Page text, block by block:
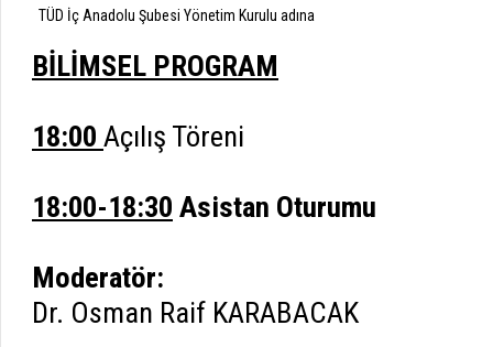
TÜD İç Anadolu Şubesi Yönetim Kurulu adına
BİLİMSEL PROGRAM
18:00 Açılış Töreni
18:00-18:30 Asistan Oturumu
Moderatör:
Dr. Osman Raif KARABACAK